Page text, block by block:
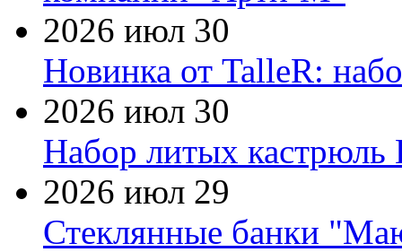
2026 июл 30
Новинка от TalleR:
2026 июл 30
Набор литых кастрюль
2026 июл 29
Стеклянные банки